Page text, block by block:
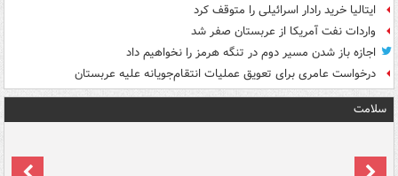
ایتالیا خرید رادار اسرائیلی را متوقف کرد
واردات نفت آمریکا از عربستان صفر شد
اجازه باز شدن مسیر دوم در تنگه هرمز را نخواهیم داد
درخواست عامری برای تعویق عملیات انتقام‌جویانه علیه عربستان
سلامت